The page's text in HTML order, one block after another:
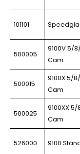
101101
500005
9100V 5/
Cam
500015
9100X 5/
Cam
500025
9100XX
Cam
526000 9100